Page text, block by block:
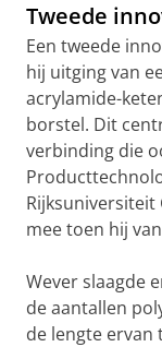
Tweede
Een tweede
hij uitging van
acrylamide-
borstel. Dit
verbinding die
mee toen hij
Wever slaagde
de aantallen
de lengte ervan